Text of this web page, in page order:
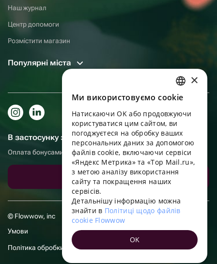
Наш журнал
Центр допомоги
Розмістити магазин
Популярні міста
В застосунку зручніше!
Оплата бонусами, самовивіз, зручний чат підтримки
Завантажити додаток
© Flowwow, inc
Умови
Політика обробки даних
RUSSIAN
ENGLISH
UKRAINIAN
PORTUGUESE
SPANISH
HUNGARIAN
FRENCH
TURKISH
×
Ми використовуємо cookie
Натискаючи OK або продовжуючи
користуватися цим сайтом, ви
погоджуєтеся на обробку ваших
персональних даних за допомогою
файлів cookie, включаючи сервіси
«Яндекс Метрика» та «Top Mail.ru»,
з метою аналізу використання
сайту та покращення наших
сервісів.
Детальнішу інформацію можна
знайти в Політиці щодо файлів
cookie Flowwow
OK